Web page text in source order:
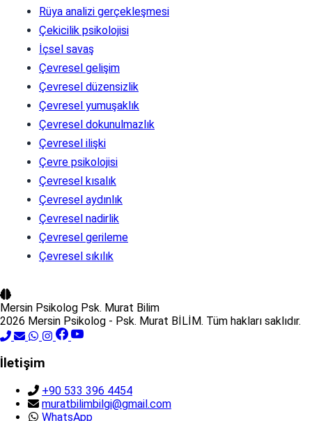
Rüya analizi gerçekleşmesi
Çekicilik psikolojisi
İçsel savaş
Çevresel gelişim
Çevresel düzensizlik
Çevresel yumuşaklık
Çevresel dokunulmazlık
Çevresel ilişki
Çevre psikolojisi
Çevresel kısalık
Çevresel aydınlık
Çevresel nadirlik
Çevresel gerileme
Çevresel sıkılık
Mersin Psikolog Psk. Murat Bilim
2026 Mersin Psikolog - Psk. Murat BİLİM. Tüm hakları saklıdır.
İletişim
+90 533 396 4454
muratbilimbilgi@gmail.com
WhatsApp